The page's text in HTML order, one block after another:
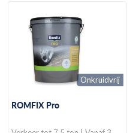
Onkruidvrij
ROMFIX Pro